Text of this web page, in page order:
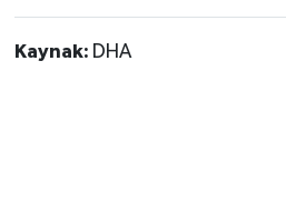
Kaynak: DHA